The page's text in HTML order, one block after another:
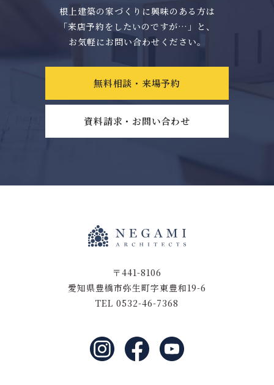
根上建築の家づくりに興味のある方は
「来店予約をしたいのですが…」と、
お気軽にお問い合わせください。
無料相談・来場予約
資料請求・お問い合わせ
〒441-8106
愛知県豊橋市弥生町字東豊和19-6
TEL 0532-46-7368